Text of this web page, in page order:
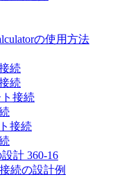
の使用方法
続
続
接続
接続
計 360-16
続の設計例